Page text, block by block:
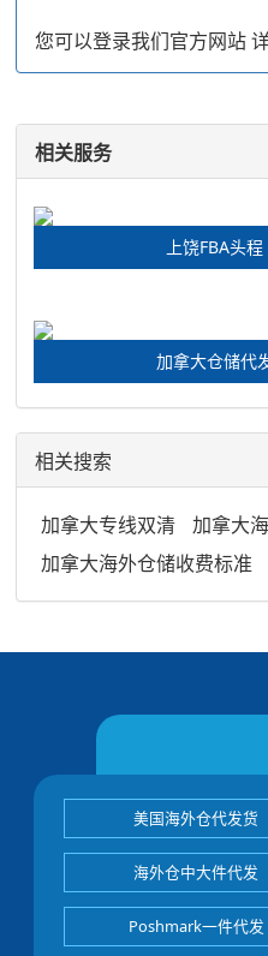
您可以登录我们官方网站
相关服务
上饶FBA头程
加拿大仓储代
相关搜索
加拿大专线双清 加拿大
加拿大海外仓储收费标准
美国海外仓代发货
海外仓中大件代发
Poshmark一件代发